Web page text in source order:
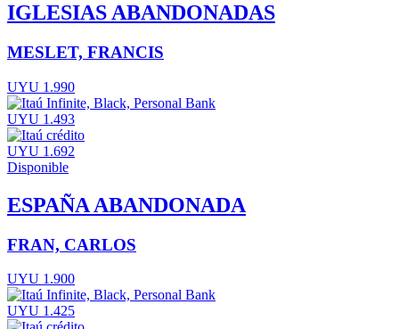
IGLESIAS ABANDONADAS
MESLET, FRANCIS
UYU 1.990
UYU 1.493
UYU 1.692
Disponible
ESPAÑA ABANDONADA
FRAN, CARLOS
UYU 1.900
UYU 1.425